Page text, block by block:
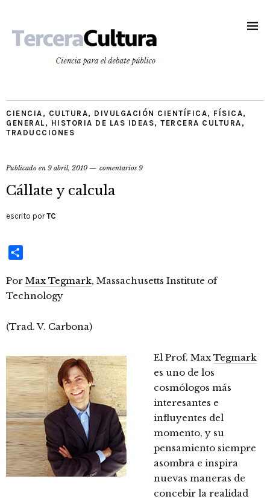
CIENCIA , CULTURA, DIVULGACIÓN CIENTÍFICA, FÍSICA,
GENERAL , HISTORIA DE LAS IDEAS, TERCERA CULTURA ,
TRADUCCIONES
Publicado en 9 abril, 2010 comentarios 9
Cállate y calcula
escrito porTC
Por Max Tegmark, Massachusetts Institute of
Technology
(Trad. V. Carbona)
El Prof. Max Tegmark
es uno de los
cosmólogos más
interesantes e
influyentes del
momento, y su
pensamiento siempre
asombra e inspira
nuevas maneras de
concebir la realidad